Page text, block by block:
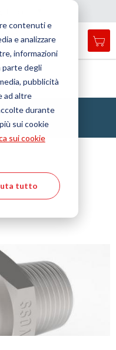
contenuti e
e analizzare
informazioni
parte degli
pubblicità
ad altre
durante
sui cookie
sui cookie
tutto
search
a vite